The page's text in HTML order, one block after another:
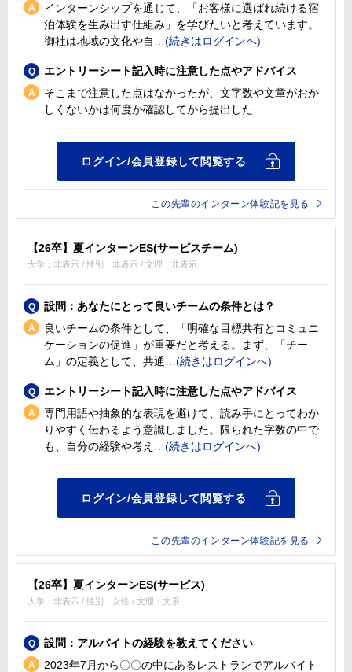
インターンシップを通じて、「お客様に選ばれ続ける宿
泊体験を生み出す仕組み」を学びたいと考えています。
御社は地域の文化や自
エントリーシート記入時に注意した点やアドバイス
そこまで注意した点はなかったが、文字数や文章がおか
しくないかは何度か確認してから提出した
この先輩のインターン体験記を見る
【26卒】夏インターンES(サービスチーム)
大学：非表示 / 性別：非表示 / 文理：非表示
設問：あなたにとって良いチームの条件とは？
良いチームの条件として、「明確な目標共有とコミュニ
ケーションの促進」が重要だと考える。まず、「チー
ム」の定義として、共通
エントリーシート記入時に注意した点やアドバイス
専門用語や抽象的な表現を避けて、読み手にとってわか
りやすく伝わるよう意識しました。限られた字数の中で
も、自分の経験や考え
この先輩のインターン体験記を見る
【26卒】夏インターンES(サービス)
大学：非表示 / 性別：女性 / 文理：文系
設問：アルバイトの経験を教えてください
2023年7月から〇〇の中にあるレストランでアルバイト